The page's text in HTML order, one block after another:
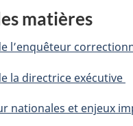
matières
l’enquêteur
la directrice exécutive
nationales et enjeux